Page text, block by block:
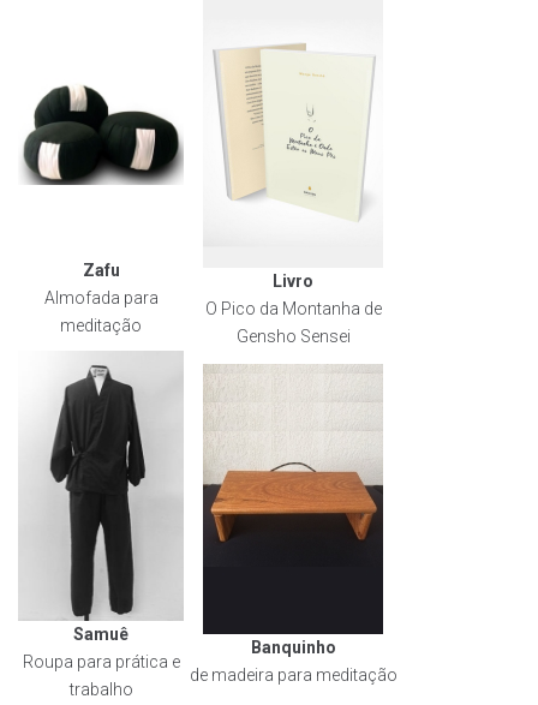
Zafu
Almofada para
meditação
Livro
O Pico da Montanha de
Gensho Sensei
Samuê
Roupa para prática e
trabalho
Banquinho
de madeira para meditação